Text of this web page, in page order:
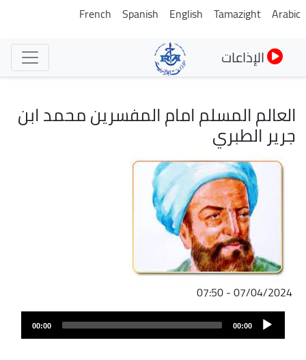
تجاوز
Arabic
Tamazight
English
Spanish
French
الإذاعات
العالم المسلم امام المفسرين محمد ابن
جرير الطبري
الصورة
07/04/2024 - 07:50
ملف
الصوت
Audio
Player
00:00
00:00